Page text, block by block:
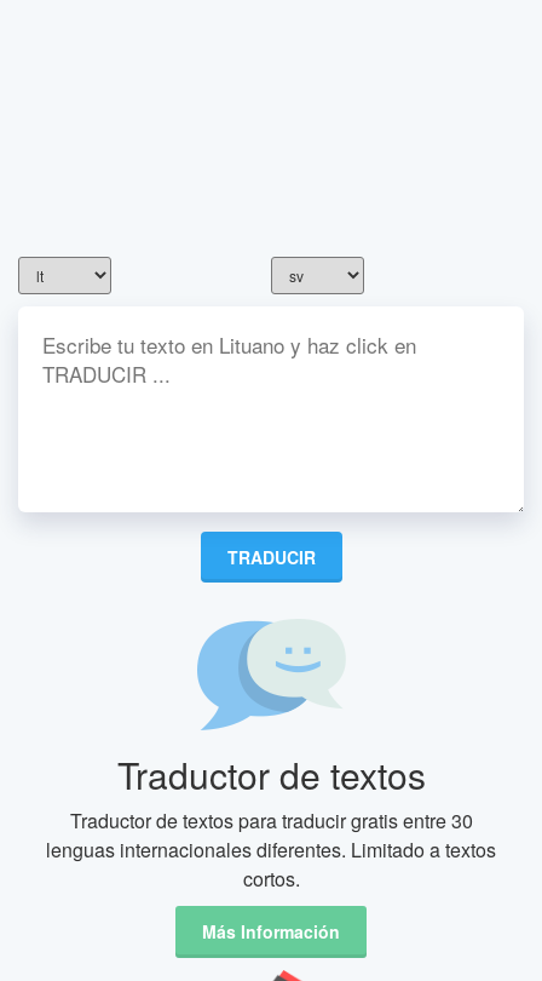
Traductor de textos
Traductor de textos para traducir gratis entre 30
lenguas internacionales diferentes. Limitado a textos
cortos.
Más Información